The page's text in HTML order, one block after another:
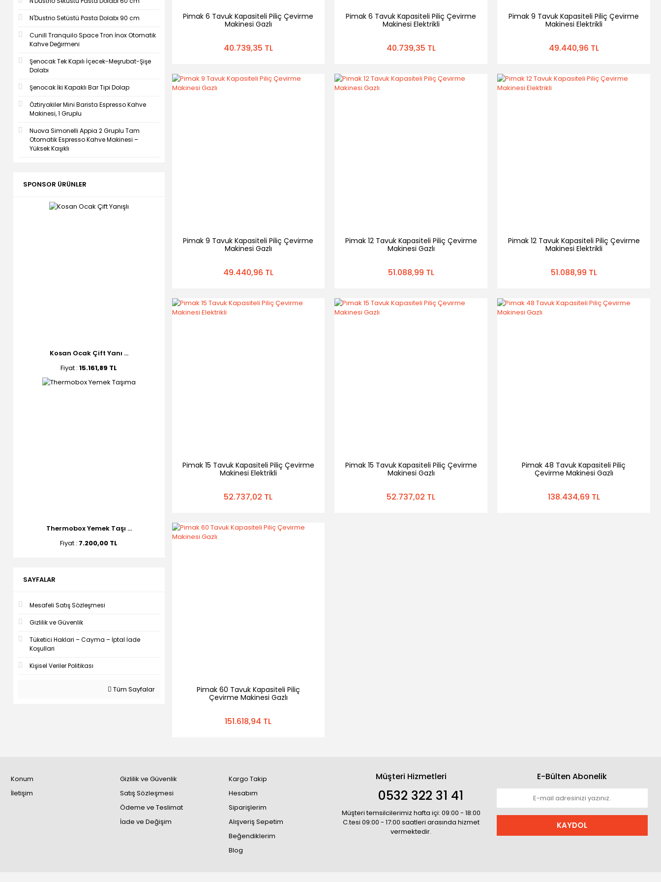
N'Dustrio Setüstü Pasta Dolabı 90 cm
Cunill Tranquilo Space Tron İnox Otomatik
Kahve Değirmeni
Şenocak Tek Kapılı İçecek-Meşrubat-Şişe
Dolabı
Şenocak İki Kapaklı Bar Tipi Dolap
Öztiryakiler Mini Barista Espresso Kahve
Makinesi, 1 Gruplu
Nuova Simonelli Appia 2 Gruplu Tam
Otomatik Espresso Kahve Makinesi –
Yüksek Kaşıklı
SPONSOR ÜRÜNLER
Kosan Ocak Çift Yanı ...
Fiyat :15.161,89 TL
Thermobox Yemek Taşı ...
Fiyat : 7.200,00 TL
SAYFALAR
Mesafeli Satış Sözleşmesi
Gizlilik ve Güvenlik
Tüketici Haklari – Cayma – İptal İade
Koşullari
Kişisel Veriler Politikası
Tüm Sayfalar
Pimak 6 Tavuk Kapasiteli Piliç Çevirme
Makinesi Gazlı
40.739,35 TL
Pimak 6 Tavuk Kapasiteli Piliç Çevirme
Makinesi Elektrikli
40.739,35 TL
Pimak 9 Tavuk Kapasiteli Piliç Çevirme
Makinesi Elektrikli
49.440,96 TL
Pimak 9 Tavuk Kapasiteli Piliç Çevirme
Makinesi Gazlı
49.440,96 TL
Pimak 12 Tavuk Kapasiteli Piliç Çevirme
Makinesi Gazlı
51.088,99 TL
Pimak 12 Tavuk Kapasiteli Piliç Çevirme
Makinesi Elektrikli
51.088,99 TL
Pimak 15 Tavuk Kapasiteli Piliç Çevirme
Makinesi Elektrikli
52.737,02 TL
Pimak 15 Tavuk Kapasiteli Piliç Çevirme
Makinesi Gazlı
52.737,02 TL
Pimak 48 Tavuk Kapasiteli Piliç
Çevirme Makinesi Gazlı
138.434,69 TL
Pimak 60 Tavuk Kapasiteli Piliç
Çevirme Makinesi Gazlı
151.618,94 TL
Konum
İletişim
Gizlilik ve Güvenlik
Satış Sözleşmesi
Ödeme ve Teslimat
İade ve Değişim
Kargo Takip
Hesabım
Siparişlerim
Alışveriş Sepetim
Beğendiklerim
Blog
Müşteri Hizmetleri
0532 322 31 41
Müşteri temsilcilerimiz hafta içi: 09:00 - 18:00
C.tesi 09:00 - 17:00 saatleri arasında hizmet
vermektedir.
E-Bülten Abonelik
KAYDOL